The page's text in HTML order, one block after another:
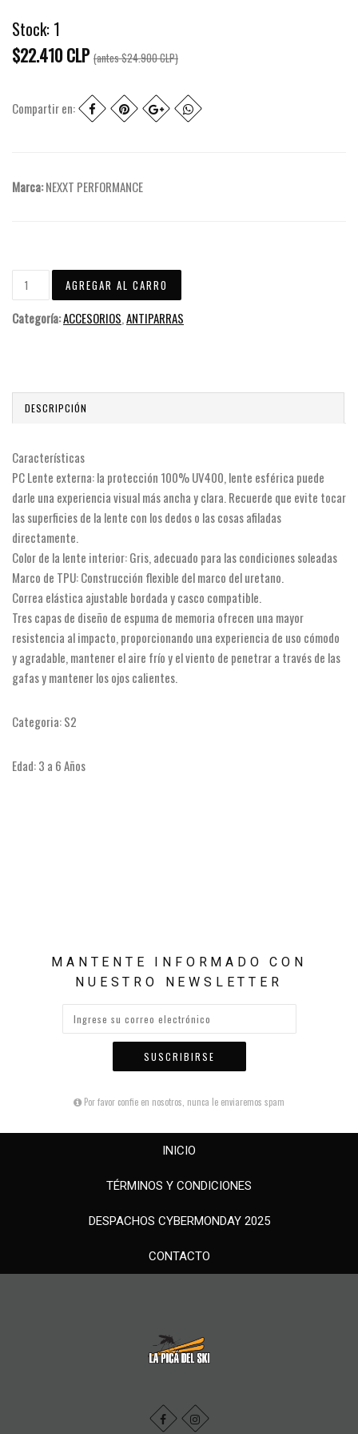
Stock: 1
$22.410 CLP (antes$24.900 CLP)
Compartir en:
Marca:NEXXT PERFORMANCE
Categoría:ACCESORIOS,ANTIPARRAS
DESCRIPCIÓN
Características
PC Lente externa: la protección 100% UV400, lente esférica puede
darle una experiencia visual más ancha y clara. Recuerde que evite tocar
las superficies de la lente con los dedos o las cosas afiladas
directamente.
Color de la lente interior: Gris, adecuado para las condiciones soleadas
Marco de TPU: Construcción flexible del marco del uretano.
Correa elástica ajustable bordada y casco compatible.
Tres capas de diseño de espuma de memoria ofrecen una mayor
resistencia al impacto, proporcionando una experiencia de uso cómodo
y agradable, mantener el aire frío y el viento de penetrar a través de las
gafas y mantener los ojos calientes.
Categoria: S2
Edad: 3 a 6 Años
MANTENTE INFORMADO CON
NUESTRO NEWSLETTER
SUSCRIBIRSE
Por favor confie en nosotros, nunca le enviaremos spam
INICIO
TÉRMINOS Y CONDICIONES
DESPACHOS CYBERMONDAY 2025
CONTACTO